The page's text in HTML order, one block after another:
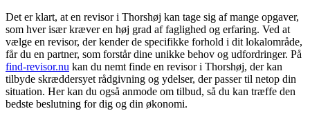
Det er klart, at en revisor i Thorshøj kan tage sig af mange opgaver,
som hver især kræver en høj grad af faglighed og erfaring. Ved at
vælge en revisor, der kender de specifikke forhold i dit lokalområde,
får du en partner, som forstår dine unikke behov og udfordringer. På
find-revisor.nu kan du nemt finde en revisor i Thorshøj, der kan
tilbyde skræddersyet rådgivning og ydelser, der passer til netop din
situation. Her kan du også anmode om tilbud, så du kan træffe den
bedste beslutning for dig og din økonomi.